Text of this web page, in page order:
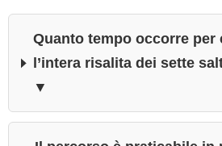
Quanto tempo occorre per
l’intera risalita dei sette
▼